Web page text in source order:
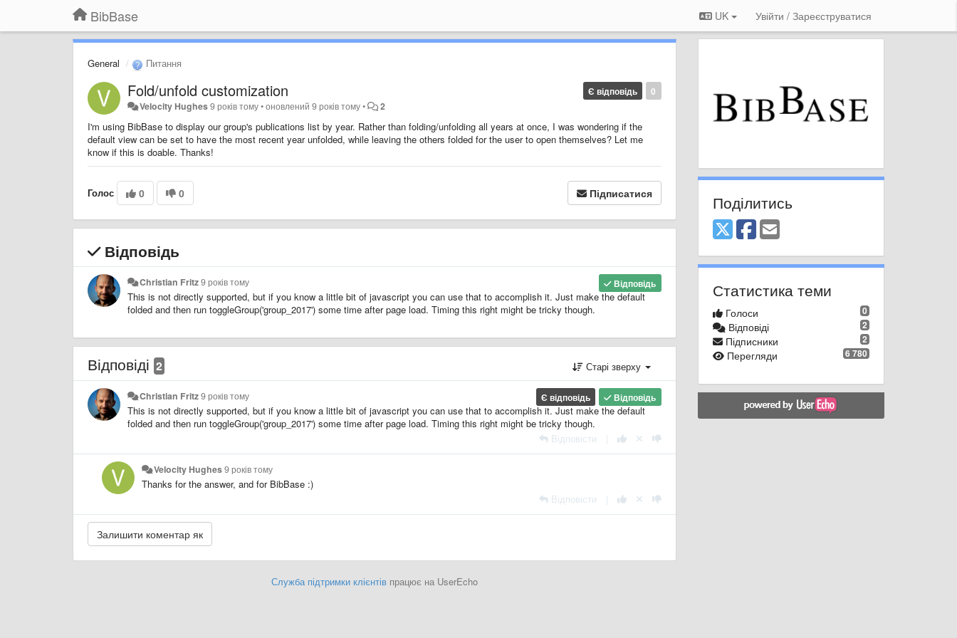
BibBase UK Увійти / Зареєструватися
General Питання
0
Є відповідь
Fold/unfold customization
Velocity Hughes9 років тому•оновлений9 років тому• 2
I'm using BibBase to display our group's publications list by year. Rather than folding/unfolding all years at once, I was wondering if the
default view can be set to have the most recent year unfolded, while leaving the others folded for the user to open themselves? Let me
know if this is doable. Thanks!
Голос 0 0 Підписатися
Відповідь
Відповідь
Christian Fritz9 років тому
This is not directly supported, but if you know a little bit of javascript you can use that to accomplish it. Just make the default
folded and then run toggleGroup('group_2017') some time after page load. Timing this right might be tricky though.
Відповіді 2 Старі зверху
Відповідь
Є відповідь
Christian Fritz9 років тому
This is not directly supported, but if you know a little bit of javascript you can use that to accomplish it. Just make the default
folded and then run toggleGroup('group_2017') some time after page load. Timing this right might be tricky though.
Відповісти
Velocity Hughes9 років тому
Thanks for the answer, and for BibBase :)
Відповісти
Служба підтримки клієнтівпрацює на UserEcho
Поділитись
Статистика теми
0
Голоси
2
Відповіді
2
Підписники
6 780
Перегляди